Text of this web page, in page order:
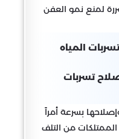
لمنع نمو العفن
المياه
تسربات
بسرعة أمراً
من التلف